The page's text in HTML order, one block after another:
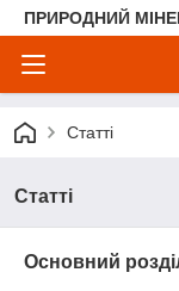
ПРИРОДНИЙ
Статті
Статті
Основний